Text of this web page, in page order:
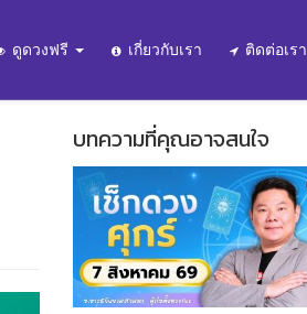
ดูดวงฟรี เกี่ยวกับเรา ติดต่อเรา
บทความที่คุณอาจสนใจ